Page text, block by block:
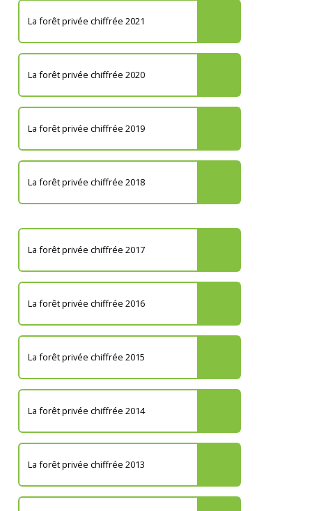
La forêt privée chiffrée 2021
La forêt privée chiffrée 2020
La forêt privée chiffrée 2019
La forêt privée chiffrée 2018
La forêt privée chiffrée 2017
La forêt privée chiffrée 2016
La forêt privée chiffrée 2015
La forêt privée chiffrée 2014
La forêt privée chiffrée 2013